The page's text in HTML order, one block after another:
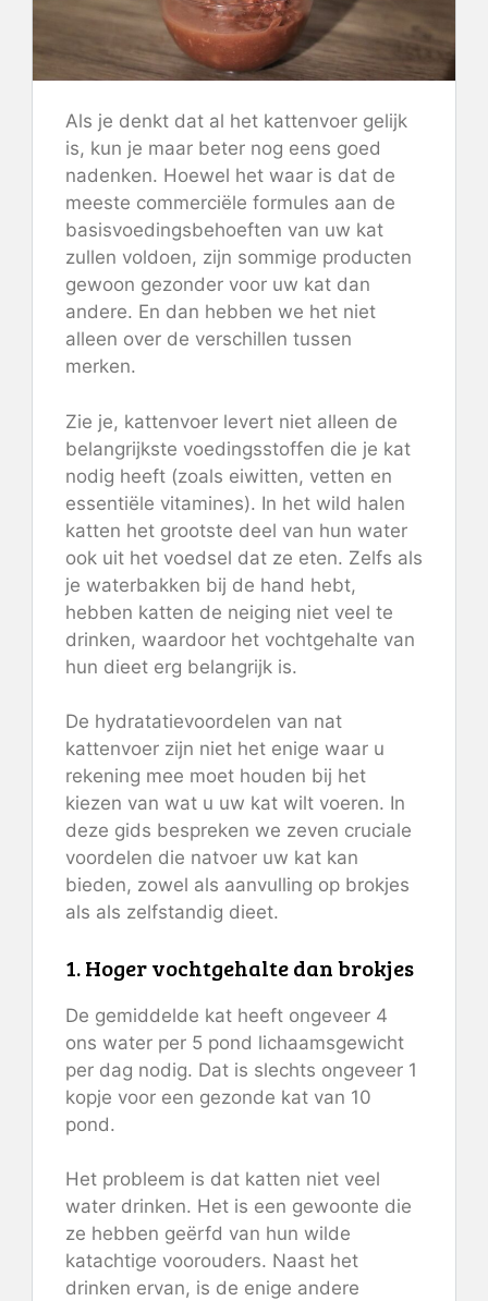
Als je denkt dat al het kattenvoer gelijk
is, kun je maar beter nog eens goed
nadenken. Hoewel het waar is dat de
meeste commerciële formules aan de
basisvoedingsbehoeften van uw kat
zullen voldoen, zijn sommige producten
gewoon gezonder voor uw kat dan
andere. En dan hebben we het niet
alleen over de verschillen tussen
merken.
Zie je, kattenvoer levert niet alleen de
belangrijkste voedingsstoffen die je kat
nodig heeft (zoals eiwitten, vetten en
essentiële vitamines). In het wild halen
katten het grootste deel van hun water
ook uit het voedsel dat ze eten. Zelfs als
je waterbakken bij de hand hebt,
hebben katten de neiging niet veel te
drinken, waardoor het vochtgehalte van
hun dieet erg belangrijk is.
De hydratatievoordelen van nat
kattenvoer zijn niet het enige waar u
rekening mee moet houden bij het
kiezen van wat u uw kat wilt voeren. In
deze gids bespreken we zeven cruciale
voordelen die natvoer uw kat kan
bieden, zowel als aanvulling op brokjes
als als zelfstandig dieet.
1. Hoger vochtgehalte dan brokjes
De gemiddelde kat heeft ongeveer 4
ons water per 5 pond lichaamsgewicht
per dag nodig. Dat is slechts ongeveer 1
kopje voor een gezonde kat van 10
pond.
Het probleem is dat katten niet veel
water drinken. Het is een gewoonte die
ze hebben geërfd van hun wilde
katachtige voorouders. Naast het
drinken ervan, is de enige andere